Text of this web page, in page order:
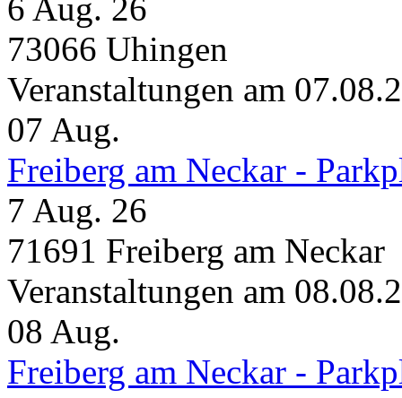
6 Aug. 26
73066 Uhingen
Veranstaltungen am
07 Aug.
Freiberg am Neckar -
7 Aug. 26
71691 Freiberg am Neckar
Veranstaltungen am
08 Aug.
Freiberg am Neckar -